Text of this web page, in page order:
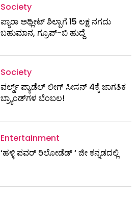
Society
ಪ್ಯಾರಾ ಅಥ್ಲೀಟ್ ಶಿಲ್ಪಾಗೆ 15 ಲಕ್ಷ ನಗದು
ಬಹುಮಾನ, ಗ್ರೂಪ್-ಬಿ ಹುದ್ದೆ
Society
ವರ್ಲ್ಡ್ ಪ್ಯಾಡೆಲ್ ಲೀಗ್ ಸೀಸನ್ 4ಕ್ಕೆ ಜಾಗತಿಕ
ಬ್ರ್ಯಾಂಡ್‌ಗಳ ಬೆಂಬಲ!
Entertainment
‘ಹಳ್ಳಿ ಪವರ್ ರಿಲೋಡೆಡ್ ‘ ಜೀ ಕನ್ನಡದಲ್ಲಿ